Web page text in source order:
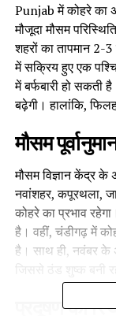
Punjab में कोहरे का
मौजूदा मौसम
शहरों का तापमान 2-
में सक्रिय हुए एक
में बर्फबारी हो
बढ़ेगी। हालांकि,
मौसम
मौसम विज्ञान केंद्र
नवांशहर, कपूरथला,
कोहरे का प्रभाव
है। वहीं, चंडीगढ़ में
है। साथ ही, नवंबर के
प्रदूषण की